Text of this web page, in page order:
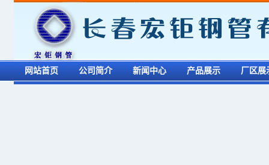
网站首页 公司简介 新闻中心 产品展示 厂区展